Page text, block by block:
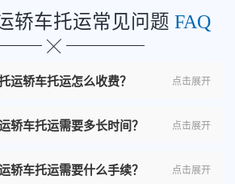
轿车托运常见问题 FAQ
运轿车托运怎么收费？ 点击展开
轿车托运需要多长时间？ 点击展开
轿车托运需要什么手续？ 点击展开